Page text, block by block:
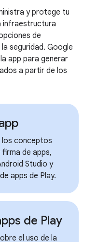
y protege tu
infraestructura
de
seguridad. Google
app para generar
a partir de los
conceptos
de apps,
Studio y
apps de Play.
de Play
el uso de la